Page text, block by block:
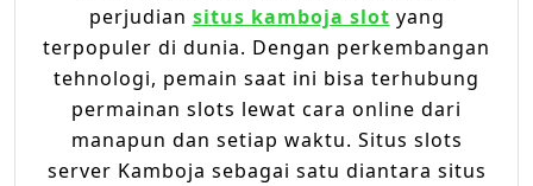
perjudian situs kamboja slot yang
terpopuler di dunia. Dengan perkembangan
tehnologi, pemain saat ini bisa terhubung
permainan slots lewat cara online dari
manapun dan setiap waktu. Situs slots
server Kamboja sebagai satu diantara situs